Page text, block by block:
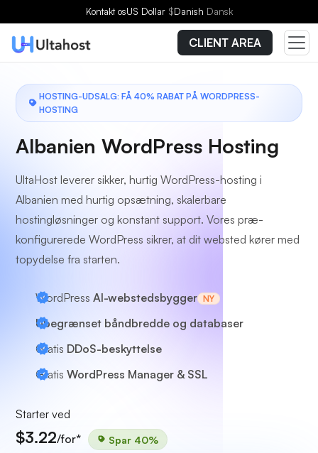
Kontakt osUS Dollar $Danish Dansk
CLIENT AREA
HOSTING-UDSALG: FÅ 40% RABAT PÅ WORDPRESS-
HOSTING
Albanien WordPress Hosting
UltaHost leverer sikker, hurtig WordPress-hosting i
Albanien med hurtig opsætning, skalerbare
hostingløsninger og konstant support. Vores præ-
konfigurerede WordPress sikrer, at dit websted kører med
topydelse fra starten.
WordPress AI-webstedsbygger NY
Ubegrænset båndbredde og databaser
Gratis DDoS-beskyttelse
Gratis WordPress Manager & SSL
Starter ved
$3.22/for* Spar 40%